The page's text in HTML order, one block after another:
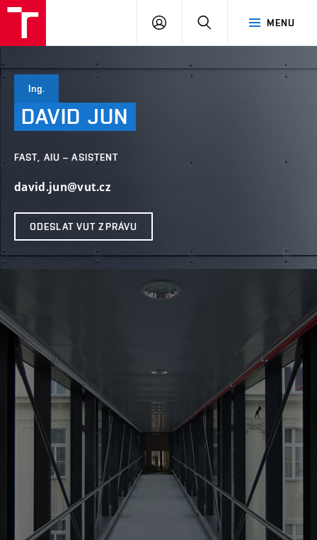
MENU
PŘIHLÁSIT
Ing.
DAVID JUN
FAST, AIU – ASISTENT
david.jun@vut.cz
ODESLAT VUT ZPRÁVU